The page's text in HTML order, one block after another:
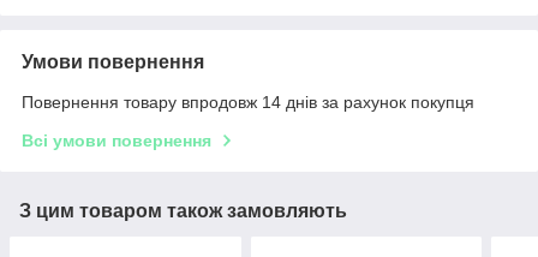
Умови повернення
Повернення товару впродовж 14 днів за рахунок покупця
Всі умови повернення
З цим товаром також замовляють